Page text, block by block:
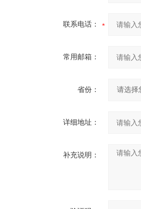
联系电话：
常用邮箱：
省份：
详细地址：
补充说明：